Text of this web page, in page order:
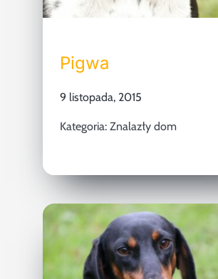
Pigwa
9 listopada, 2015
Kategoria: Znalazły dom